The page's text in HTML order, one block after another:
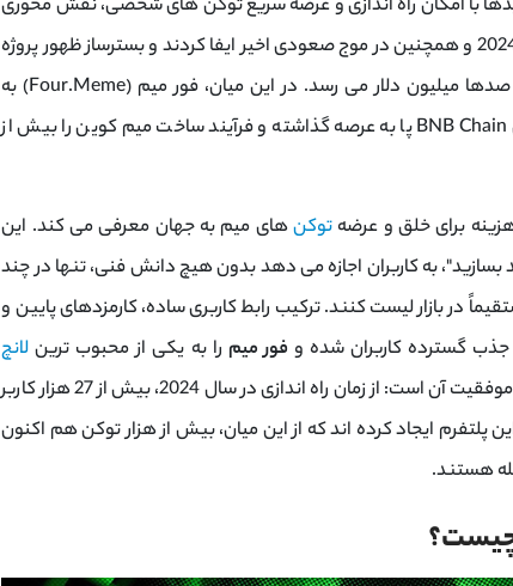
‌پدها با امکان راه ‌اندازی و عرضه سریع توکن ‌های شخصی، نقش محوری
در رونق بازار میم ‌کوین ‌ها در اوایل سال 2024 و همچنین در موج صعودی اخیر ایفا کردند و بسترساز ظهور پروژه
آنها به صدها میلیون دلار می ‌رسد. در این میان، فور میم (Four.Meme) به
عنوان نمونه ‌ای مشابه اما روی بلاک‌ چین BNB Chain پا به عرصه گذاشته و فرآیند ساخت میم‌ کوین را بیش از
توکن‌های میم به جهان معرفی می‌ کند. این
به کاربران اجازه می‌ دهد بدون هیچ دانش فنی، تنها در چند
در بازار لیست کنند. ترکیب رابط کاربری ساده، کارمزدهای پایین و
فور میم را به یکی از محبوب ‌ترین لانچ‌
های جهانی بدل کرده است. آمار گویای موفقیت آن است: از زمان راه ‌اندازی در سال 2024، بیش از 27 هزار کاربر
52 هزار توکن در این پلتفرم ایجاد کرده ‌اند که از این میان، بیش از هزار توکن هم ‌اکنون
هستند.
چیست؟